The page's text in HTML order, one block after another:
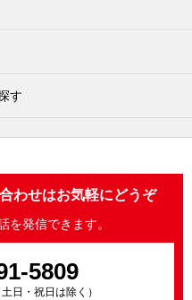
す
わせはお気軽にどうぞ
を発信できます。
5809
日・祝日は除く）